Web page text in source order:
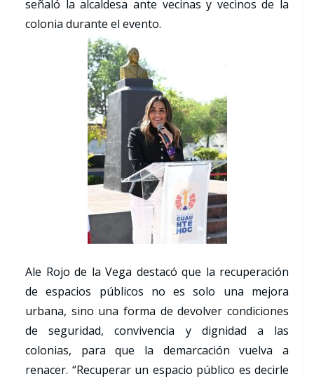
señaló la alcaldesa ante vecinas y vecinos de la
colonia durante el evento.
Ale Rojo de la Vega destacó que la recuperación
de espacios públicos no es solo una mejora
urbana, sino una forma de devolver condiciones
de seguridad, convivencia y dignidad a las
colonias, para que la demarcación vuelva a
renacer. “Recuperar un espacio público es decirle